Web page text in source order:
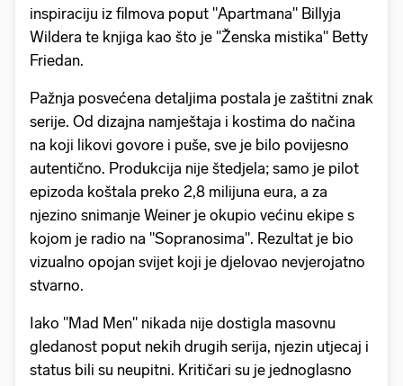
inspiraciju iz filmova poput "Apartmana" Billyja
Wildera te knjiga kao što je "Ženska mistika" Betty
Friedan.
Pažnja posvećena detaljima postala je zaštitni znak
serije. Od dizajna namještaja i kostima do načina
na koji likovi govore i puše, sve je bilo povijesno
autentično. Produkcija nije štedjela; samo je pilot
epizoda koštala preko 2,8 milijuna eura, a za
njezino snimanje Weiner je okupio većinu ekipe s
kojom je radio na "Sopranosima". Rezultat je bio
vizualno opojan svijet koji je djelovao nevjerojatno
stvarno.
Iako "Mad Men" nikada nije dostigla masovnu
gledanost poput nekih drugih serija, njezin utjecaj i
status bili su neupitni. Kritičari su je jednoglasno